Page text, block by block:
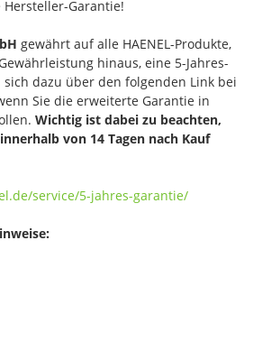
Hersteller-Garantie!
gewährt auf alle HAENEL-Produkte,
hinaus, eine 5-Jahres-
sich dazu über den folgenden Link bei
Sie die erweiterte Garantie in
Wichtig ist dabei zu beachten,
von 14 Tagen nach Kauf
service/5-jahres-garantie/